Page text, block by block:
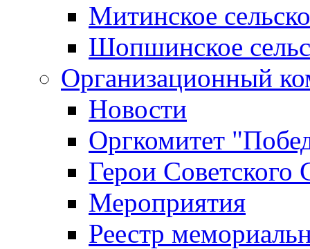
Митинское
Шопшинское
Организационный
Новости
Оргкомитет
Герои Советского
Мероприятия
Реестр